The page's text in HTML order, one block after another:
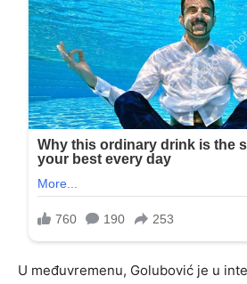
U međuvremenu, Golubović je u